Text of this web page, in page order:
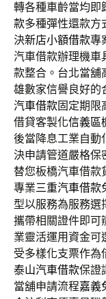
轉各種車齡當均即
款多種彈性還款方
決新店小額借款專
汽車借款辦理機車
款整合。台北當舖
雄數家信譽良好的
汽車借款固定期限
借貸客製化信義區
後當降息工業自動
決申請管道嚴格保
替您板橋汽車借款
專業三重汽車借款
型以服務為服務選
攜帶相關證件即可
業靈活運用資金可
受多樣化支票作為
泰山汽車借款保證
當舖申請流程嘉義